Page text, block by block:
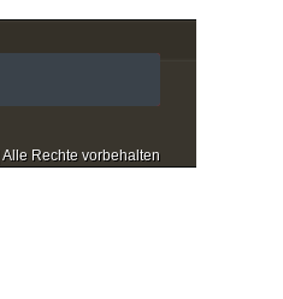
Rechte vorbehalten